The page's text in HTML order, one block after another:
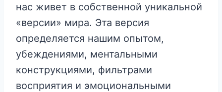
нас живет в собственной уникальной
«версии» мира. Эта версия
определяется нашим опытом,
убеждениями, ментальными
конструкциями, фильтрами
восприятия и эмоциональными